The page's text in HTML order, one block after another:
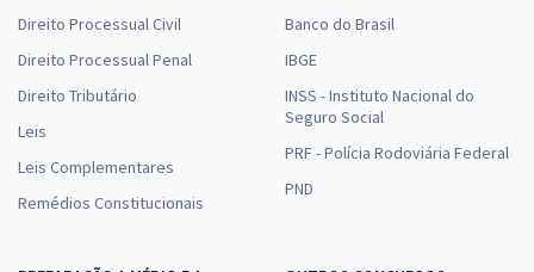
Direito Processual Civil
Direito Processual Penal
Direito Tributário
Leis
Leis Complementares
Remédios Constitucionais
Banco do Brasil
IBGE
INSS - Instituto Nacional do
Seguro Social
PRF - Polícia Rodoviária Federal
PND